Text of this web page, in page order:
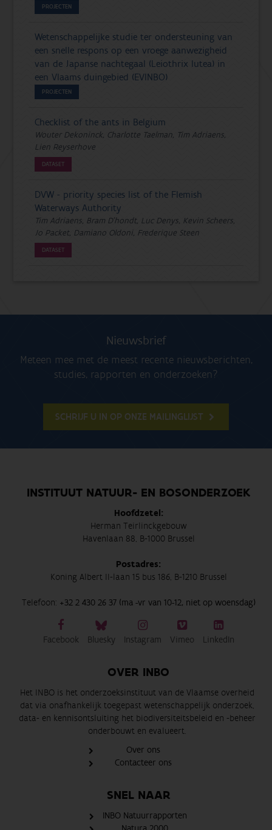
PROJECTEN
Wetenschappelijke studie ter ondersteuning van
een snelle respons op een vroege aanwezigheid
van de Japanse nachtegaal (Leiothrix lutea) in
een Vlaams duingebied (EVINBO)
PROJECTEN
Checklist of the ants in Belgium
Wouter Dekoninck, Charlotte Taelman, Tim Adriaens,
Lien Reyserhove
DATASET
DVW - priority species list of the Flemish
Waterways Authority
Tim Adriaens, Bram D'hondt, Luc Denys, Kevin Scheers,
Jo Packet, Damiano Oldoni, Frederique Steen
DATASET
Nieuwsbrief
Meteen mee met de meest recente nieuwsberichten,
studies, rapporten en onderzoeken?
SCHRIJF U IN OP ONZE MAILINGLIJST
INSTITUUT NATUUR- EN BOSONDERZOEK
Hoofdzetel:
Herman Teirlinckgebouw
Havenlaan 88, B-1000 Brussel
Postadres:
Koning Albert II-laan 15 bus 186, B-1210 Brussel
Telefoon: +32 2 430 26 37 (ma -vr van 10-12, niet op woensdag)
Facebook Bluesky Instagram Vimeo LinkedIn
OVER INBO
Het INBO is het onderzoeksinstituut van de Vlaamse overheid
dat via onafhankelijk toegepast wetenschappelijk onderzoek,
data- en kennisontsluiting het biodiversiteitsbeleid en -beheer
onderbouwt en evalueert.
Over ons
Contacteer ons
SNEL NAAR
INBO Natuurrapporten